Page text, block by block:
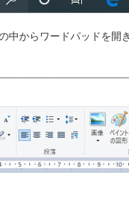
中からワードパッドを